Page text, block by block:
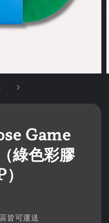
Game
綠色彩膠
皆可運送